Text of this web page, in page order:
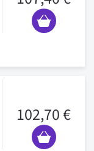
102,70 €